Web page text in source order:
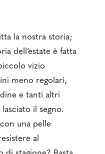
la nostra storia;
dell’estate è fatta
vizio
meno regolari,
e tanti altri
il segno.
una pelle
al